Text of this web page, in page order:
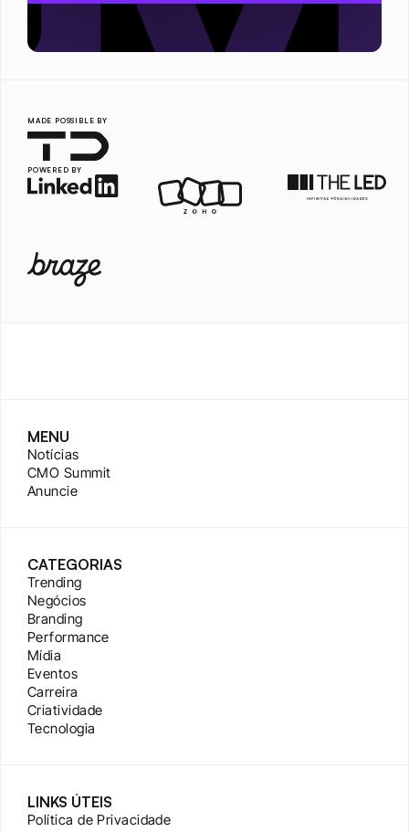
MADE POSSIBLE BY
POWERED BY
MENU
Notícias
CMO Summit
Anuncie
CATEGORIAS
Trending
Negócios
Branding
Performance
Mídia
Eventos
Carreira
Criatividade
Tecnologia
LINKS ÚTEIS
Política de Privacidade